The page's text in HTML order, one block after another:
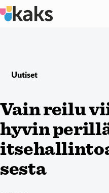
Siirry
sisältöön
Uutiset
Vain reilu
hyvin
sesta